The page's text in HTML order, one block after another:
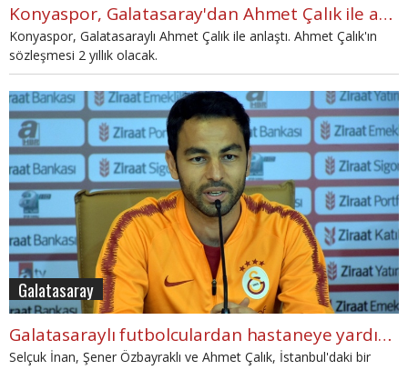
Konyaspor, Galatasaray'dan Ahmet Çalık ile anlaştı
Konyaspor, Galatasaraylı Ahmet Çalık ile anlaştı. Ahmet Çalık'ın
sözleşmesi 2 yıllık olacak.
Galatasaray
Galatasaraylı futbolculardan hastaneye yardım! Alkışlanan hareket
Selçuk İnan, Şener Özbayraklı ve Ahmet Çalık, İstanbul'daki bir